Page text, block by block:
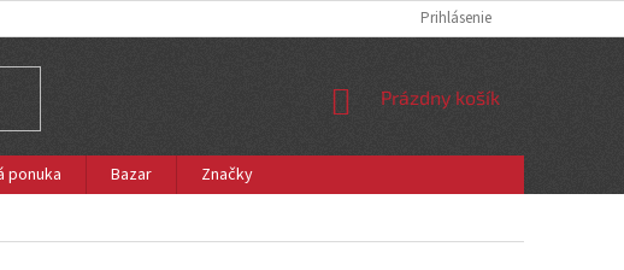
Prihlásenie
NÁKUPNÝ
Prázdny košík
ponuka Bazar
Značky